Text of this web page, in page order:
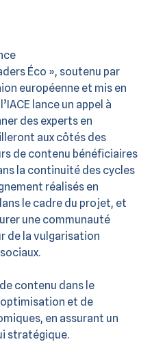
Éco », soutenu par
européenne et mis en
lance un appel à
des experts en
aux côtés des
de contenu bénéficiaires
la continuité des cycles
réalisés en
le cadre du projet, et
une communauté
de la vulgarisation
contenu dans le
et de
en assurant un
stratégique.